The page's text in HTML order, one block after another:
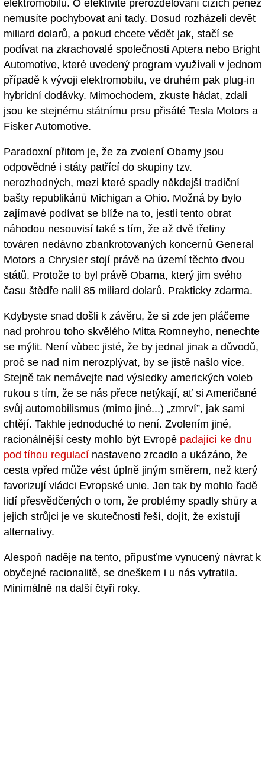
elektromobilů. O efektivitě přerozdělování cizích peněz
nemusíte pochybovat ani tady. Dosud rozházeli devět
miliard dolarů, a pokud chcete vědět jak, stačí se
podívat na zkrachovalé společnosti Aptera nebo Bright
Automotive, které uvedený program využívali v jednom
případě k vývoji elektromobilu, ve druhém pak plug-in
hybridní dodávky. Mimochodem, zkuste hádat, zdali
jsou ke stejnému státnímu prsu přisáté Tesla Motors a
Fisker Automotive.
Paradoxní přitom je, že za zvolení Obamy jsou
odpovědné i státy patřící do skupiny tzv.
nerozhodných, mezi které spadly někdejší tradiční
bašty republikánů Michigan a Ohio. Možná by bylo
zajímavé podívat se blíže na to, jestli tento obrat
náhodou nesouvisí také s tím, že až dvě třetiny
továren nedávno zbankrotovaných koncernů General
Motors a Chrysler stojí právě na území těchto dvou
států. Protože to byl právě Obama, který jim svého
času štědře nalil 85 miliard dolarů. Prakticky zdarma.
Kdybyste snad došli k závěru, že si zde jen pláčeme
nad prohrou toho skvělého Mitta Romneyho, nenechte
se mýlit. Není vůbec jisté, že by jednal jinak a důvodů,
proč se nad ním nerozplývat, by se jistě našlo více.
Stejně tak nemávejte nad výsledky amerických voleb
rukou s tím, že se nás přece netýkají, ať si Američané
svůj automobilismus (mimo jiné...) „zmrví”, jak sami
chtějí. Takhle jednoduché to není. Zvolením jiné,
racionálnější cesty mohlo být Evropě padající ke dnu
pod tíhou regulací nastaveno zrcadlo a ukázáno, že
cesta vpřed může vést úplně jiným směrem, než který
favorizují vládci Evropské unie. Jen tak by mohlo řadě
lidí přesvědčených o tom, že problémy spadly shůry a
jejich strůjci je ve skutečnosti řeší, dojít, že existují
alternativy.
Alespoň naděje na tento, připusťme vynucený návrat k
obyčejné racionalitě, se dneškem i u nás vytratila.
Minimálně na další čtyři roky.